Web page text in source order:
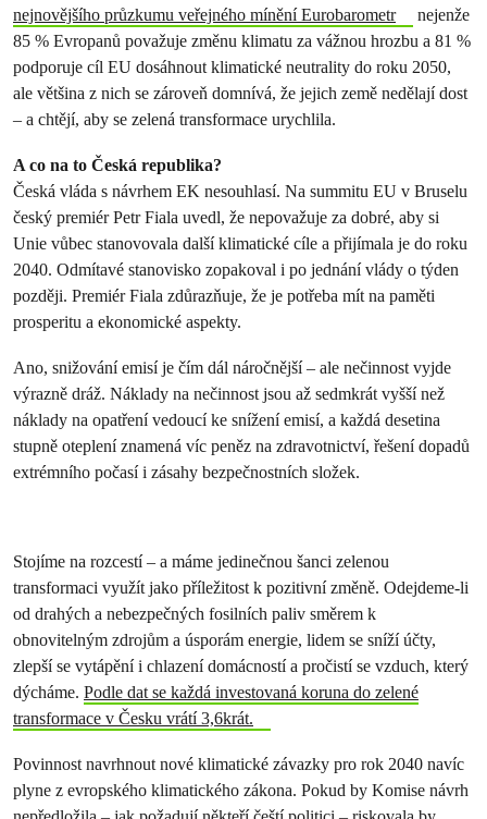
nejnovějšího průzkumu veřejného mínění Eurobarometr
nejenže
85 % Evropanů považuje změnu klimatu za vážnou hrozbu a 81 %
podporuje cíl EU dosáhnout klimatické neutrality do roku 2050,
ale většina z nich se zároveň domnívá, že jejich země nedělají dost
– a chtějí, aby se zelená transformace urychlila.
A co na to Česká republika?
Česká vláda s návrhem EK nesouhlasí. Na summitu EU v Bruselu
český premiér Petr Fiala uvedl, že nepovažuje za dobré, aby si
Unie vůbec stanovovala další klimatické cíle a přijímala je do roku
2040. Odmítavé stanovisko zopakoval i po jednání vlády o týden
později. Premiér Fiala zdůrazňuje, že je potřeba mít na paměti
prosperitu a ekonomické aspekty.
Ano, snižování emisí je čím dál náročnější – ale nečinnost vyjde
výrazně dráž. Náklady na nečinnost jsou až sedmkrát vyšší než
náklady na opatření vedoucí ke snížení emisí, a každá desetina
stupně oteplení znamená víc peněz na zdravotnictví, řešení dopadů
extrémního počasí i zásahy bezpečnostních složek.
Stojíme na rozcestí – a máme jedinečnou šanci zelenou
transformaci využít jako příležitost k pozitivní změně. Odejdeme-li
od drahých a nebezpečných fosilních paliv směrem k
obnovitelným zdrojům a úsporám energie, lidem se sníží účty,
zlepší se vytápění i chlazení domácností a pročistí se vzduch, který
dýcháme. Podle dat se každá investovaná koruna do zelené
transformace v Česku vrátí 3,6krát.
Povinnost navrhnout nové klimatické závazky pro rok 2040 navíc
plyne z evropského klimatického zákona. Pokud by Komise návrh